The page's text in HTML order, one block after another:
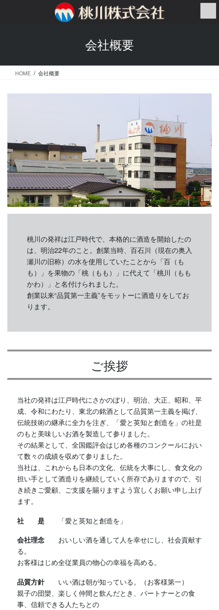
ス
ン
会社概要
HOME 会社概要
桃川の発祥は江戸時代で、本格的に酒造を開始したの
は、明治22年のこと。創業当時、百石川（現在の奥入
瀬川の旧称）の水を使用していたことから「百（も
も）」を果物の「桃（もも）」に代えて「桃川（もも
かわ）」と名付けられました。
創業以来“品質第一主義”をモットーに酒造りをしてお
ります。
ご挨拶
当社の発祥は江戸時代にさかのぼり、明治、大正、昭和、平
成、令和にわたり、東北の銘酒として品質第一主義を掲げ、
伝統技術の継承に全力を注ぎ、「愛と英知と創造を」の社是
のもと美味しいお酒を製造して参りました。
その結果として、全国鑑評会はじめ各種のコンクールにおい
て数々の成績を収めて参りました。
当社は、これからも日本の文化、伝統を大事にし、食文化の
担い手として酒造りを継続していく所存でありますので、引
き続きご愛顧、ご支援を賜りますよう宜しくお願い申し上げ
ます。
社 是 「愛と英知と創造を」
会社理念 おいしい酒を通して人を幸せにし、社会貢献す
る。
お客様はじめ全従業員の物心の幸福を高める。
品質方針いい酒は朝が知っている。（お客様第一）
親子の団欒、楽しく仲間と飲んだとき、パートナーとの食
事、信頼できる人たちとの